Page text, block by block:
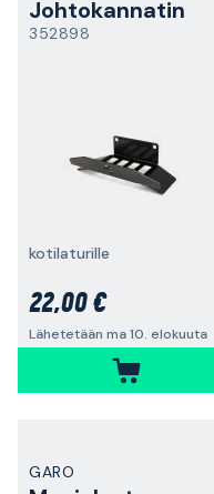
Johtokannatin
352898
kotilaturille
22,00 €
Lähetetään ma 10. elokuuta
GARO